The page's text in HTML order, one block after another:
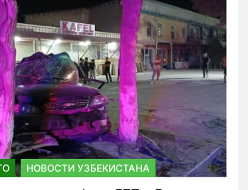
НОВОСТИ УЗБЕКИСТАНА